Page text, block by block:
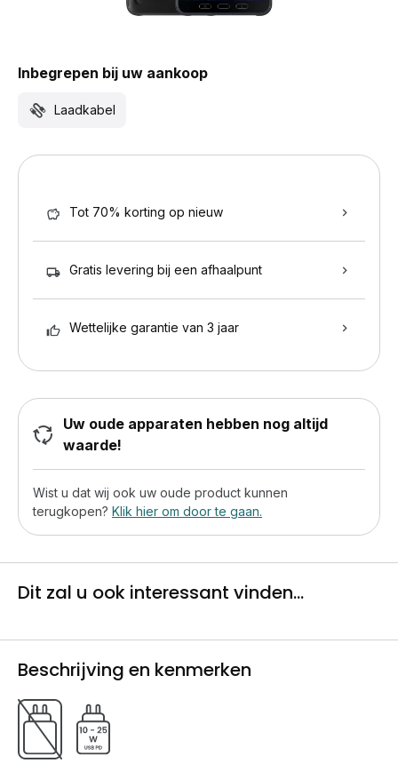
Inbegrepen bij uw aankoop
Laadkabel
Tot 70% korting op nieuw
Gratis levering bij een afhaalpunt
Wettelijke garantie van 3 jaar
Uw oude apparaten hebben nog altijd
waarde!
Wist u dat wij ook uw oude product kunnen
terugkopen? Klik hier om door te gaan.
Dit zal u ook interessant vinden...
Beschrijving en kenmerken